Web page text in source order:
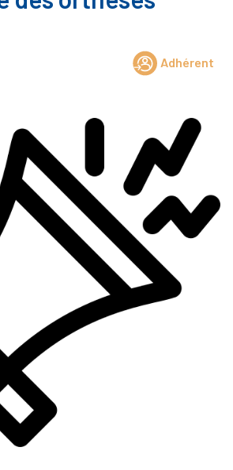
Adhérent